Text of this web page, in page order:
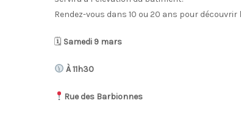
Rendez-vous dans 10 ou 20 ans pour
🗓 Samedi 9 mars
À 11h30
Rue des Barbionnes